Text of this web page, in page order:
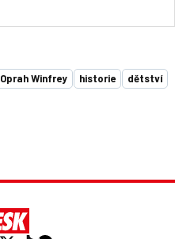
Oprah Winfrey historie dětství